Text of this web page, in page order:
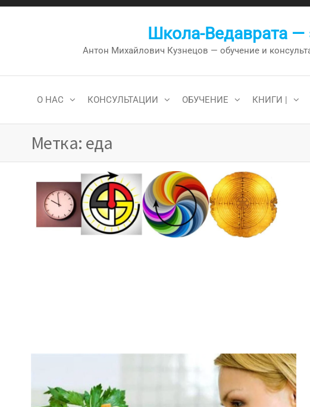
Перейти
Школа-Ведаврата —
Антон Михайлович Кузнецов — обучение и
О НАС КОНСУЛЬТАЦИИ ОБУЧЕНИЕ КНИГИ |
Метка: еда